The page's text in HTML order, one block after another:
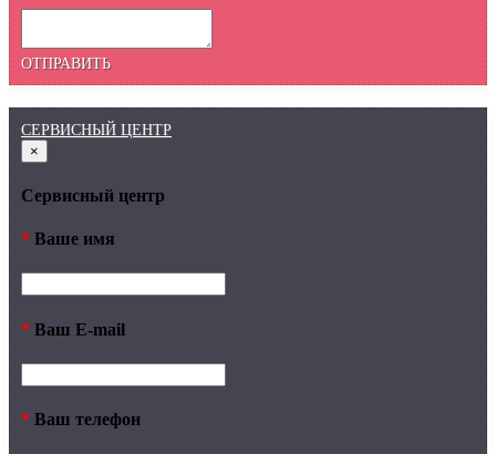
ОТПРАВИТЬ
СЕРВИСНЫЙ ЦЕНТР
×
Сервисный центр
* Ваше имя
* Ваш E-mail
* Ваш телефон